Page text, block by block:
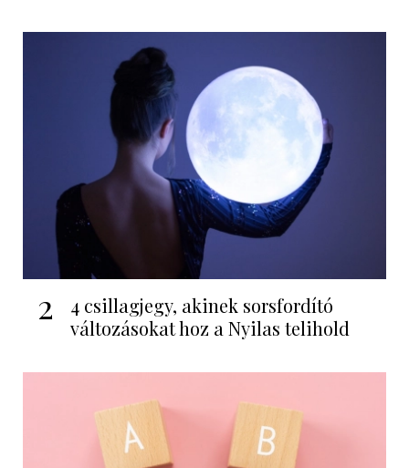
2
4 csillagjegy, akinek sorsfordító
változásokat hoz a Nyilas telihold